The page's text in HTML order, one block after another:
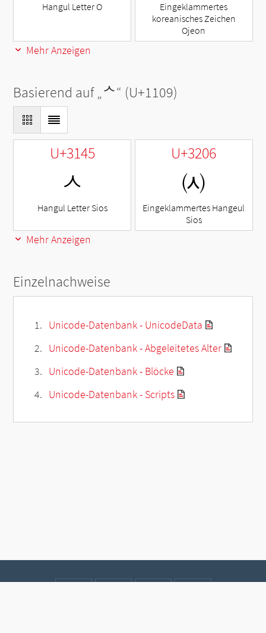
Hangul Letter O
Eingeklammertes
koreanisches Zeichen
Ojeon
Mehr Anzeigen
Basierend auf „ᄉ“ (U+1109)
U+3145
ㅅ
Hangul Letter Sios
U+3206
㈆
Eingeklammertes Hangeul
Sios
Mehr Anzeigen
Einzelnachweise
Unicode-Datenbank - UnicodeData
Unicode-Datenbank - Abgeleitetes Alter
Unicode-Datenbank - Blöcke
Unicode-Datenbank - Scripts